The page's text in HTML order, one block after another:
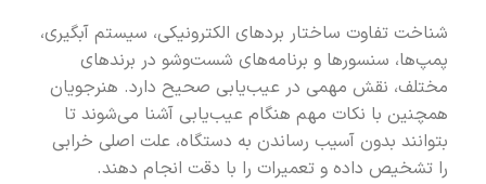
شناخت تفاوت ساختار بردهای الکترونیکی، سیستم آبگیری،
پمپ‌ها، سنسورها و برنامه‌های شست‌وشو در برندهای
مختلف، نقش مهمی در عیب‌یابی صحیح دارد. هنرجویان
همچنین با نکات مهم هنگام عیب‌یابی آشنا می‌شوند تا
بتوانند بدون آسیب رساندن به دستگاه، علت اصلی خرابی
را تشخیص داده و تعمیرات را با دقت انجام دهند.